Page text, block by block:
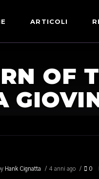
ARTICOLI
OF
Hank Cignatta 4 anni ago 0